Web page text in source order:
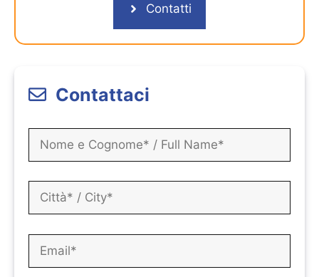
Contatti
Contattaci